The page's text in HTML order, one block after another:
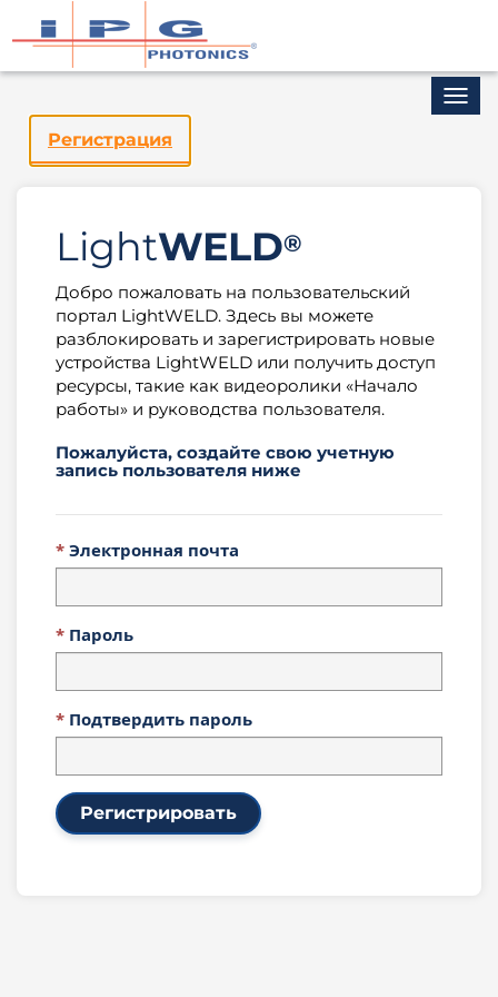
Регистрация
LightWELD®
Добро пожаловать на пользовательский
портал LightWELD. Здесь вы можете
разблокировать и зарегистрировать новые
устройства LightWELD или получить доступ
ресурсы, такие как видеоролики «Начало
работы» и руководства пользователя.
Пожалуйста, создайте свою учетную
запись пользователя ниже
Электронная почта
Пароль
Подтвердить пароль
Регистрировать